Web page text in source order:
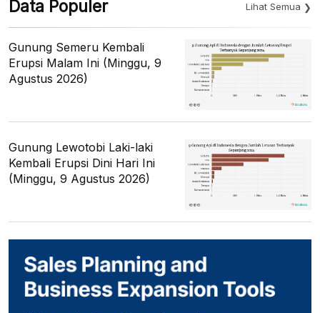
Data Populer Lihat Semua
Gunung Semeru Kembali
Erupsi Malam Ini (Minggu, 9
Agustus 2026)
Gunung Lewotobi Laki-laki
Kembali Erupsi Dini Hari Ini
(Minggu, 9 Agustus 2026)